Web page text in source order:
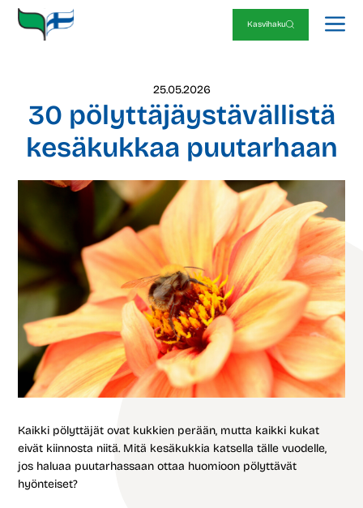
Siirry
sisältöön
Kasvihaku
25.05.2026
30 pölyttäjäystävällistä
kesäkukkaa puutarhaan
Kaikki pölyttäjät ovat kukkien perään, mutta kaikki kukat
eivät kiinnosta niitä. Mitä kesäkukkia katsella tälle vuodelle,
jos haluaa puutarhassaan ottaa huomioon pölyttävät
hyönteiset?